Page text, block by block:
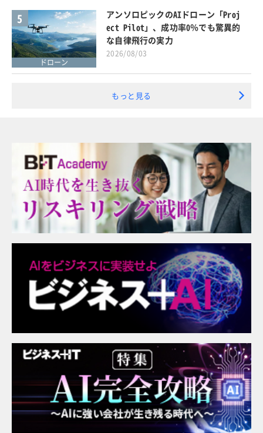
5
ドローン
アンソロピックのAIドローン「Proj
ect Pilot」、成功率0％でも驚異的
な自律飛行の実力
2026/08/03
もっと見る